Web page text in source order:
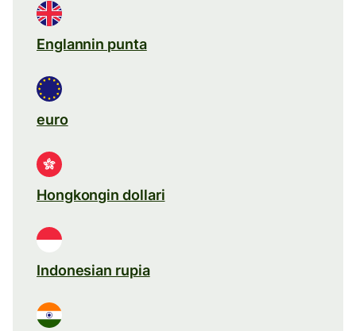
Englannin punta
euro
Hongkongin dollari
Indonesian rupia